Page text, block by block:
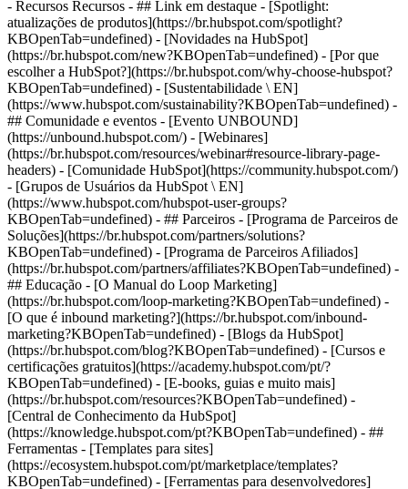
- Recursos Recursos - ## Link em destaque - [Spotlight:
atualizações de produtos](https://br.hubspot.com/spotlight?
KBOpenTab=undefined) - [Novidades na HubSpot]
(https://br.hubspot.com/new?KBOpenTab=undefined) - [Por que
escolher a HubSpot?](https://br.hubspot.com/why-choose-hubspot?
KBOpenTab=undefined) - [Sustentabilidade \ EN]
(https://www.hubspot.com/sustainability?KBOpenTab=undefined) -
## Comunidade e eventos - [Evento UNBOUND]
(https://unbound.hubspot.com/) - [Webinares]
(https://br.hubspot.com/resources/webinar#resource-library-page-
headers) - [Comunidade HubSpot](https://community.hubspot.com/)
- [Grupos de Usuários da HubSpot \ EN]
(https://www.hubspot.com/hubspot-user-groups?
KBOpenTab=undefined) - ## Parceiros - [Programa de Parceiros de
Soluções](https://br.hubspot.com/partners/solutions?
KBOpenTab=undefined) - [Programa de Parceiros Afiliados]
(https://br.hubspot.com/partners/affiliates?KBOpenTab=undefined) -
## Educação - [O Manual do Loop Marketing]
(https://br.hubspot.com/loop-marketing?KBOpenTab=undefined) -
[O que é inbound marketing?](https://br.hubspot.com/inbound-
marketing?KBOpenTab=undefined) - [Blogs da HubSpot]
(https://br.hubspot.com/blog?KBOpenTab=undefined) - [Cursos e
certificações gratuitos](https://academy.hubspot.com/pt/?
KBOpenTab=undefined) - [E-books, guias e muito mais]
(https://br.hubspot.com/resources?KBOpenTab=undefined) -
[Central de Conhecimento da HubSpot]
(https://knowledge.hubspot.com/pt?KBOpenTab=undefined) - ##
Ferramentas - [Templates para sites]
(https://ecosystem.hubspot.com/pt/marketplace/templates?
KBOpenTab=undefined) - [Ferramentas para desenvolvedores]